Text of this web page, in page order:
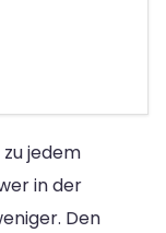
jedem
in der
Den